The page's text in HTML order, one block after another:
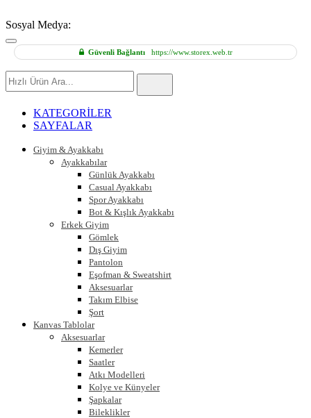
Sosyal Medya:
Güvenli Bağlantıhttps://www.storex.web.tr
Hızlı
Ürün
KATEGORİLER
SAYFALAR
Giyim & Ayakkabı
Ayakkabılar
Günlük Ayakkabı
Casual Ayakkabı
Spor Ayakkabı
Bot & Kışlık Ayakkabı
Erkek Giyim
Gömlek
Dış Giyim
Pantolon
Eşofman & Sweatshirt
Aksesuarlar
Takım Elbise
Şort
Kanvas Tablolar
Aksesuarlar
Kemerler
Saatler
Atkı Modelleri
Kolye ve Künyeler
Şapkalar
Bileklikler